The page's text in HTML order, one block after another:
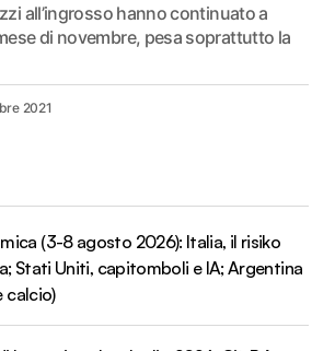
all’ingrosso hanno continuato a
di novembre, pesa soprattutto la
2021
(3-8 agosto 2026): Italia, il risiko
Stati Uniti, capitomboli e IA; Argentina
calcio)